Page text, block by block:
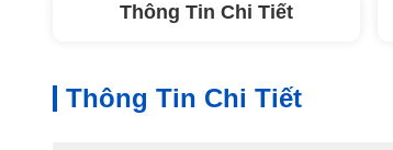
Thông Tin Chi Tiết
Thông Tin Chi Tiết